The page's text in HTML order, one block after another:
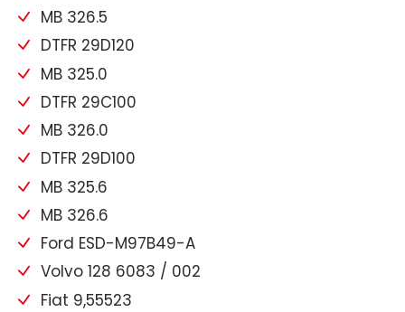
MB 326.5
DTFR 29D120
MB 325.0
DTFR 29C100
MB 326.0
DTFR 29D100
MB 325.6
MB 326.6
Ford ESD-M97B49-A
Volvo 128 6083 / 002
Fiat 9,55523